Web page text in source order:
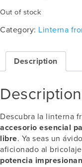
Out of stock
Category: Linterna
Description
Description
Descubra la linterna
accesorio esencial
libre. Ya seas un
aficionado al
potencia